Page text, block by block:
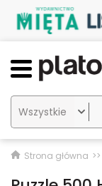

Strona główna